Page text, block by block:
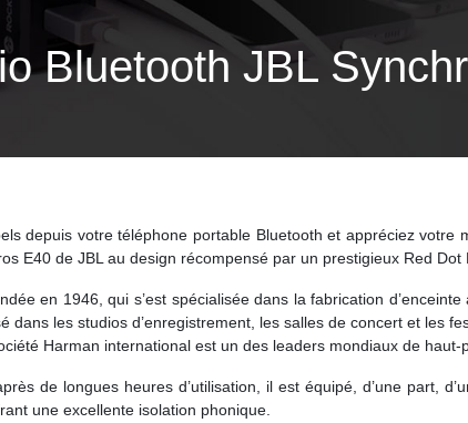
Bluetooth JBL
depuis votre téléphone portable Bluetooth et appréciez
E40 de JBL au design récompensé par un prestigieux Red Dot
en 1946, qui s’est spécialisée dans la fabrication
dans les studios d’enregistrement, les salles de concert et les
Harman international est un des leaders mondiaux de haut-
de longues heures d’utilisation, il est équipé, d’une part,
une excellente isolation phonique.